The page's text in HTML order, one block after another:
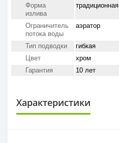
Форма
излива
традиционная
Ограничитель
потока воды
аэратор
Тип подводки
гибкая
Цвет
хром
Гарантия
10 лет
Характеристики